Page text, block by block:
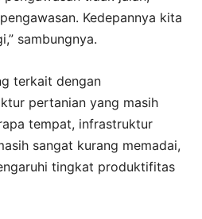
Kedepannya kita
sambungnya.
terkait dengan
pertanian yang masih
tempat, infrastruktur
sangat kurang memadai,
tingkat produktifitas